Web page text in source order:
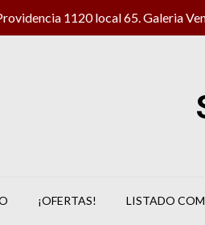
1120 local 65. Galeria
¡OFERTAS! LISTADO